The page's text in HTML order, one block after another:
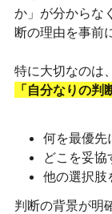
か」が分からな
断の理由を事前
特に大切なのは、
「自分なりの判
何を最優先
どこを妥
他の選択肢
判断の背景が明